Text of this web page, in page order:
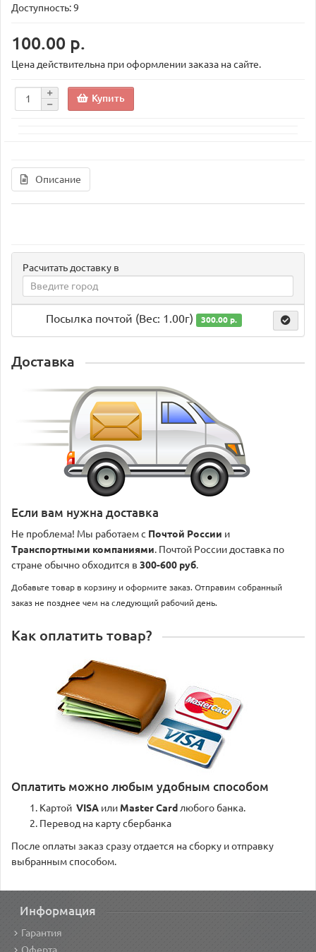
Доступность: 9
100.00 р.
Цена действительна при оформлении заказа на сайте.
Купить
Описание
Расчитать доставку в
Посылка почтой (Вес: 1.00г) 300.00 р.
Доставка
Если вам нужна доставка
Не проблема! Мы работаем с Почтой России и
Транспортными компаниями. Почтой России доставка по
стране обычно обходится в 300-600 руб.
Добавьте товар в корзину и оформите заказ. Отправим собранный
заказ не позднее чем на следующий рабочий день.
Как оплатить товар?
Оплатить можно любым удобным способом
Картой VISA или Master Card любого банка.
Перевод на карту сбербанка
После оплаты заказ сразу отдается на сборку и отправку
выбранным способом.
Информация
Гарантия